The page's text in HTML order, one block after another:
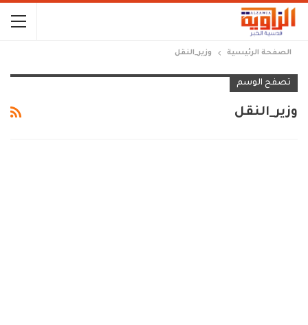
الصفحة الرئيسية وزير_النقل
تصفح الوسم
وزير_النقل